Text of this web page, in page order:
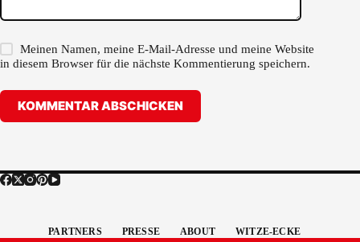
Meinen Namen, meine E-Mail-Adresse und meine Website
in diesem Browser für die nächste Kommentierung speichern.
KOMMENTAR ABSCHICKEN
PARTNERS PRESSE ABOUT WITZE-ECKE